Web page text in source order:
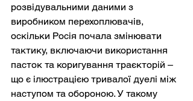
розвідувальними даними з
виробником перехоплювачів,
оскільки Росія почала змінювати
тактику, включаючи використання
пасток та коригування траєкторій –
що є ілюстрацією тривалої дуелі між
наступом та обороною. У такому